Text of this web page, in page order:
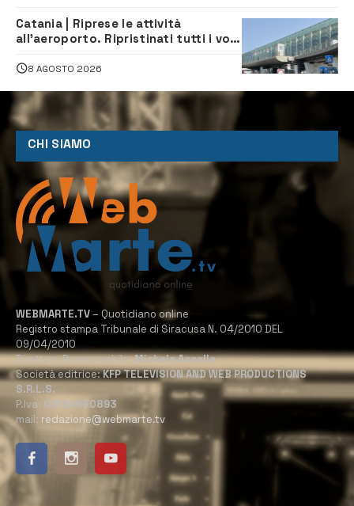
Catania | Riprese le attività
all’aeroporto. Ripristinati tutti i voli
8 AGOSTO 2026
CHI SIAMO
WEBMARTE.TV – Quotidiano online
Registro stampa Tribunale di Siracusa N. 04/2010 DEL
09/04/2010
Direttore Responsabile:Michele Accolla
Società editrice:KFP TELEVISION AND WEB PRODUCTIONS
S.R.L.S.
P.Iva: 02184950893
mail: redazione@webmarte.tv